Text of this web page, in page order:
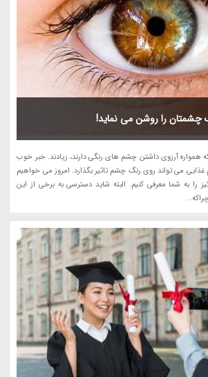
چشمتان را روشن می نماید!
همواره آرزوی داشتن چشم های رنگی دارند، زیادند. خبر خوب
غذایی می تواند روی رنگ چشم تاثیر بگذارد. امروز می خواهیم
را به شما معرفی کنیم. البته شاید دسترسی به برخی از این